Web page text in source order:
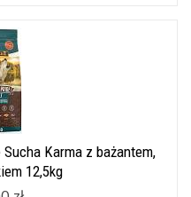
Karma z bażantem,
12,5kg